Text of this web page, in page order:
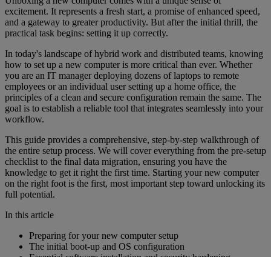
excitement. It represents a fresh start, a promise of enhanced speed,
and a gateway to greater productivity. But after the initial thrill, the
practical task begins: setting it up correctly.
In today's landscape of hybrid work and distributed teams, knowing
how to set up a new computer is more critical than ever. Whether
you are an IT manager deploying dozens of laptops to remote
employees or an individual user setting up a home office, the
principles of a clean and secure configuration remain the same. The
goal is to establish a reliable tool that integrates seamlessly into your
workflow.
This guide provides a comprehensive, step-by-step walkthrough of
the entire setup process. We will cover everything from the pre-setup
checklist to the final data migration, ensuring you have the
knowledge to get it right the first time. Starting your new computer
on the right foot is the first, most important step toward unlocking its
full potential.
In this article
Preparing for your new computer setup
The initial boot-up and OS configuration